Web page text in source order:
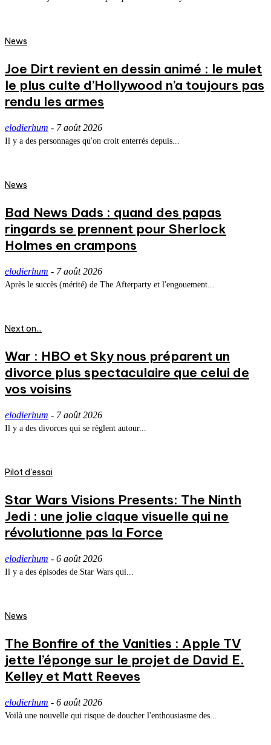
News
Joe Dirt revient en dessin animé : le mulet
le plus culte d’Hollywood n’a toujours pas
rendu les armes
elodierhum - 7 août 2026
Il y a des personnages qu'on croit enterrés depuis...
News
Bad News Dads : quand des papas
ringards se prennent pour Sherlock
Holmes en crampons
elodierhum - 7 août 2026
Après le succès (mérité) de The Afterparty et l'engouement...
Next on...
War : HBO et Sky nous préparent un
divorce plus spectaculaire que celui de
vos voisins
elodierhum - 7 août 2026
Il y a des divorces qui se règlent autour...
Pilot d'essai
Star Wars Visions Presents: The Ninth
Jedi : une jolie claque visuelle qui ne
révolutionne pas la Force
elodierhum - 6 août 2026
Il y a des épisodes de Star Wars qui...
News
The Bonfire of the Vanities : Apple TV
jette l’éponge sur le projet de David E.
Kelley et Matt Reeves
elodierhum - 6 août 2026
Voilà une nouvelle qui risque de doucher l'enthousiasme des...